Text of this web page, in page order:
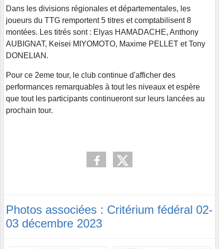
Dans les divisions régionales et départementales, les
joueurs du TTG remportent 5 titres et comptabilisent 8
montées. Les titrés sont : Elyas HAMADACHE, Anthony
AUBIGNAT, Keisei MIYOMOTO, Maxime PELLET et Tony
DONELIAN.
Pour ce 2eme tour, le club continue d'afficher des
performances remarquables à tout les niveaux et espère
que tout les participants continueront sur leurs lancées au
prochain tour.
Photos associées : Critérium fédéral 02-
03 décembre 2023